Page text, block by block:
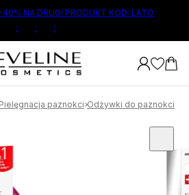
NA DRUGI PRODUKT KOD: LATO
:
: :
paznokci Odżywki do paznokci